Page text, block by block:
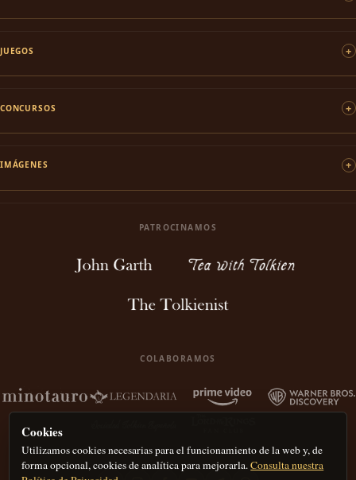
JUEGOS
CONCURSOS
IMÁGENES
PATROCINAMOS
COLABORAMOS
Cookies
Utilizamos cookies necesarias para el funcionamiento de la web y, de
forma opcional, cookies de analítica para mejorarla.Consulta nuestra